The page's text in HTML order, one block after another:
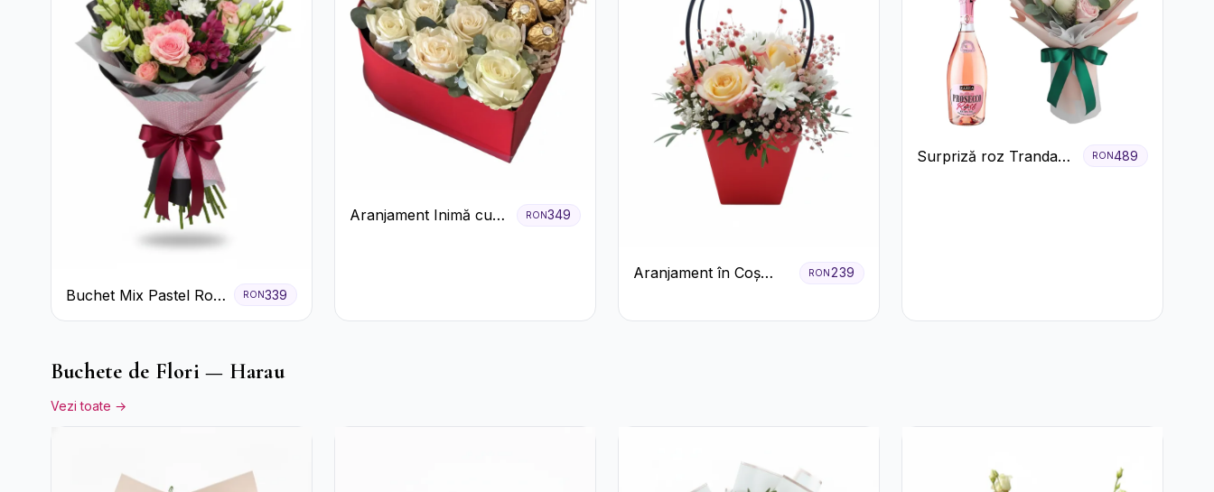
Buchet Mix Pastel Roz
și Alb
RON339
Aranjament Inimă cu
RON349
Aranjament în Coș
Crizanteme Albe
RON239
Surpriză roz Trandafiri
RON 489
Buchete de Flori — Harau
Vezi toate →